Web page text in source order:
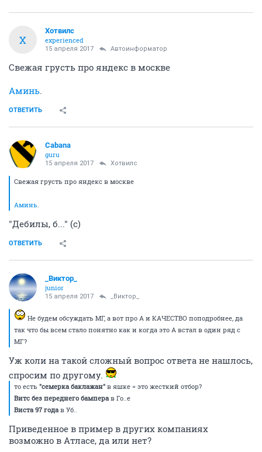
Х
Хотвилс
experienced
15 апреля 2017 Автоинформатор
Свежая грусть про яндекс в москве
Аминь.
ОТВЕТИТЬ
Cabana
guru
15 апреля 2017 Хотвилс
Свежая грусть про яндекс в москве
Аминь.
"Дебилы, б..." (с)
ОТВЕТИТЬ
_Виктор_
juniоr
15 апреля 2017 _Виктор_
Не будем обсуждать МГ, а вот про А и КАЧЕСТВО поподробнее, да
так что бы всем стало понятно как и когда это А встал в один ряд с
МГ?
Уж коли на такой сложный вопрос ответа не нашлось,
спросим по другому.
то есть "семерка баклажан" в яшке = это жесткий отбор?
Витс без переднего бампера в Го..е
Виста 97 года в Уб..
Приведенное в пример в других компаниях
возможно в Атласе, да или нет?